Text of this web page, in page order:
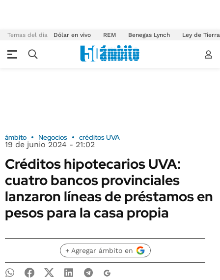
Temas del día Dólar en vivo REM Benegas Lynch Ley de
ámbito Negocios créditos UVA
19 de junio 2024 - 21:02
Créditos hipotecarios UVA:
cuatro bancos provinciales
lanzaron líneas de préstamos en
pesos para la casa propia
+ Agregar ámbito en